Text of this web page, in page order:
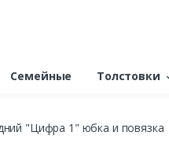
Семейные Толстовки
"Цифра 1" юбка и повязка